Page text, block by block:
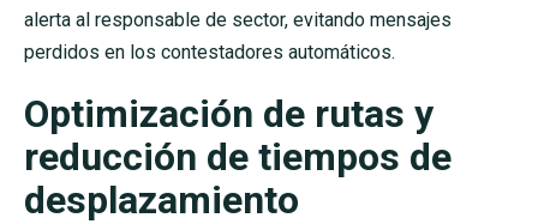
alerta al responsable de sector, evitando mensajes
perdidos en los contestadores automáticos.
Optimización de rutas y
reducción de tiempos de
desplazamiento